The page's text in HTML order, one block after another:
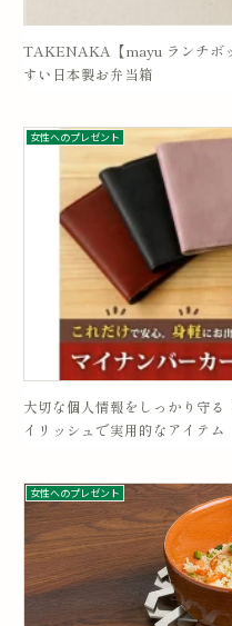
TAKENAKA【mayu ランチボ
すい日本製お弁当箱
女性へのプレゼント
大切な個人情報をしっかり守
イリッシュで実用的なアイテム
女性へのプレゼント